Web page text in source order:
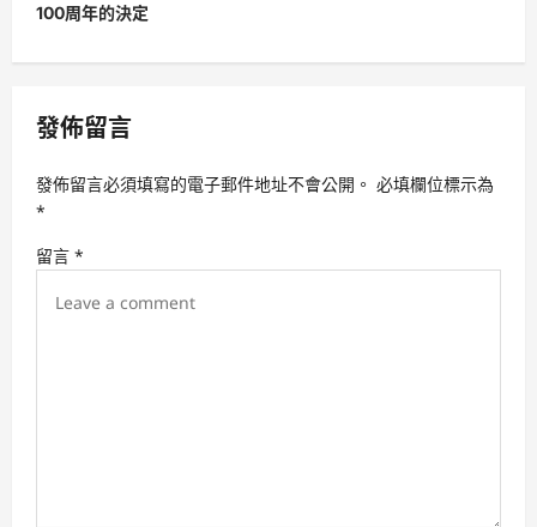
a
v
g
a
t
i
100周年的決定
發佈留言
發佈留言必須填寫的電子郵件地址不會公開。 必填欄位標示為
*
留言 *